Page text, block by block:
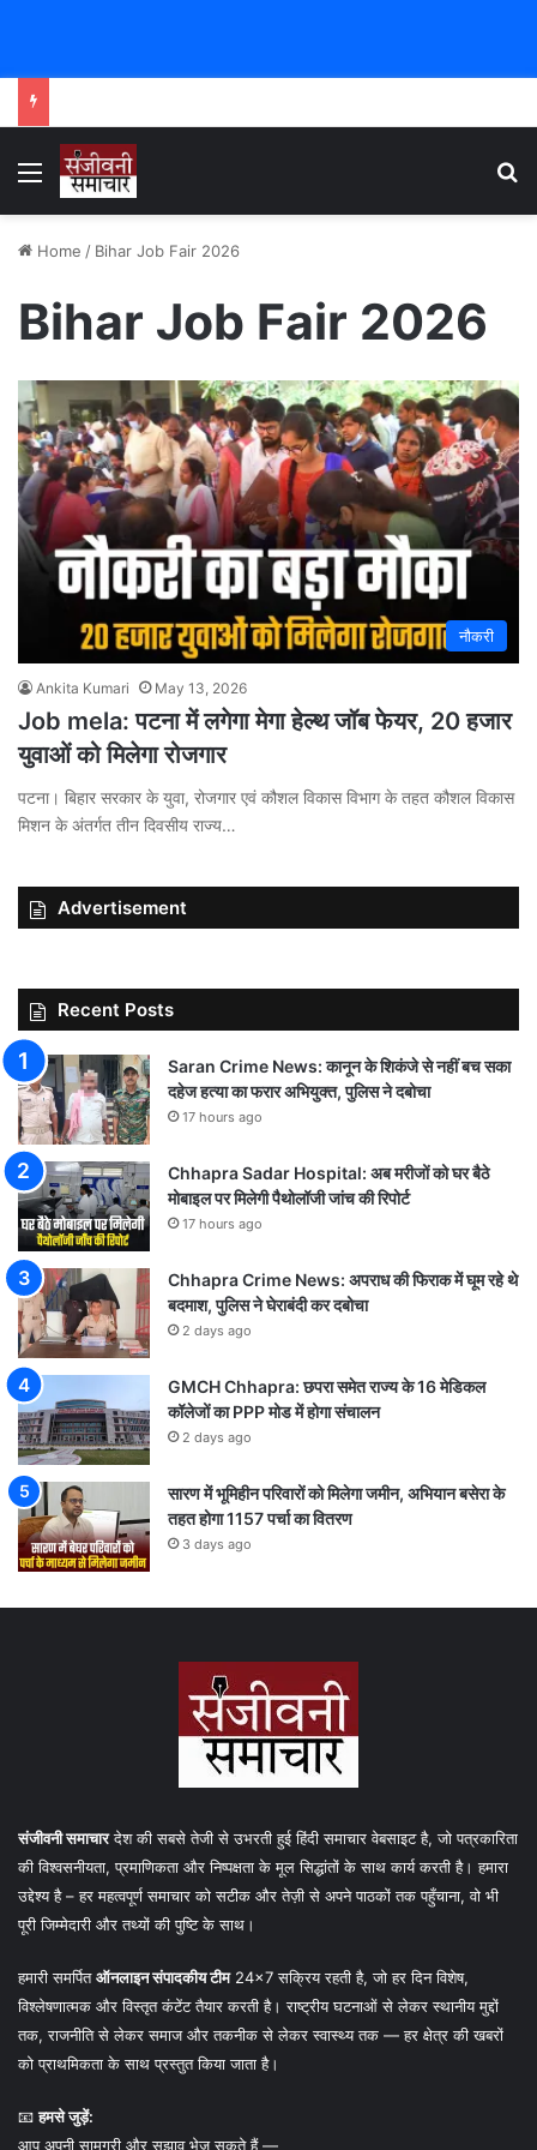
Menu
Home / Bihar Job Fair 2026
Bihar Job Fair 2026
नौकरी
Ankita Kumari May 13, 2026
Job mela: पटना में लगेगा मेगा हेल्थ जॉब फेयर, 20 हजार
युवाओं को मिलेगा रोजगार
पटना। बिहार सरकार के युवा, रोजगार एवं कौशल विकास विभाग के तहत कौशल विकास
मिशन के अंतर्गत तीन दिवसीय राज्य…
Advertisement
Recent Posts
Saran Crime News: कानून के शिकंजे से नहीं बच सका
दहेज हत्या का फरार अभियुक्त, पुलिस ने दबोचा
17 hours ago
Chhapra Sadar Hospital: अब मरीजों को घर बैठे
मोबाइल पर मिलेगी पैथोलॉजी जांच की रिपोर्ट
17 hours ago
Chhapra Crime News: अपराध की फिराक में घूम रहे थे
बदमाश, पुलिस ने घेराबंदी कर दबोचा
2 days ago
GMCH Chhapra: छपरा समेत राज्य के 16 मेडिकल
कॉलेजों का PPP मोड में होगा संचालन
2 days ago
सारण में भूमिहीन परिवारों को मिलेगा जमीन, अभियान बसेरा के
तहत होगा 1157 पर्चा का वितरण
3 days ago
संजीवनी समाचारदेश की सबसे तेजी से उभरती हुई हिंदी समाचार वेबसाइट है, जो पत्रकारिता
की विश्वसनीयता, प्रमाणिकता और निष्पक्षता के मूल सिद्धांतों के साथ कार्य करती है। हमारा
उद्देश्य है – हर महत्वपूर्ण समाचार को सटीक और तेज़ी से अपने पाठकों तक पहुँचाना, वो भी
पूरी जिम्मेदारी और तथ्यों की पुष्टि के साथ।
हमारी समर्पितऑनलाइन संपादकीय टीम24×7 सक्रिय रहती है, जो हर दिन विशेष,
विश्लेषणात्मक और विस्तृत कंटेंट तैयार करती है। राष्ट्रीय घटनाओं से लेकर स्थानीय मुद्दों
तक, राजनीति से लेकर समाज और तकनीक से लेकर स्वास्थ्य तक — हर क्षेत्र की खबरों
को प्राथमिकता के साथ प्रस्तुत किया जाता है।
📧हमसे जुड़ें:
आप अपनी सामग्री और सुझाव भेज सकते हैं —